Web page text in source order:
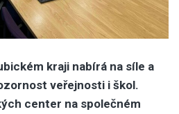
kraji nabírá na síle a
veřejnosti i škol.
center na společném